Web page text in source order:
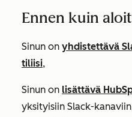
Ennen kuin
Sinun on yhdistettävä
tiliisi,
Sinun on lisättävä
yksityisiin Slack-